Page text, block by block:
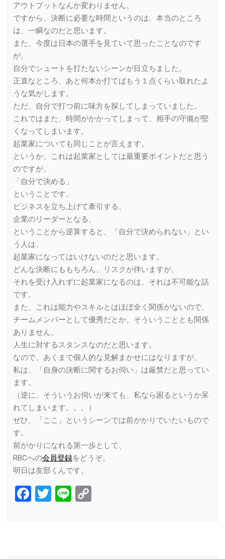
アウトプットなんか変わりません。
ですから、決断に必要な時間というのは、本当のところ
は、一瞬なのだと思います。
また、今度は日本の選手を見ていて思ったことなのです
が、
自分でシュートを打たないシーンが目立ちました。
正直なところ、あと何本か打てばもう１点くらい取れたよ
うな気がします。
ただ、自分で打つ前に味方を探してしまっていました。
これではまた、時間がかかってしまって、相手の守備が堅
くなってしまいます。
起業家についても同じことが言えます。
というか、これは起業家としては最重要ポイントだと思う
のですが、
「自分で決める」
ということです。
ビジネスを立ち上げて牽引する、
企業のリーダーとなる、
ということから逆算すると、「自分で決められない」とい
う人は、
起業家になってはいけないのだと思います。
どんな決断にももちろん、リスクが伴いますが、
それを受け入れずに起業家になるのは、それは不可能な話
です。
また、これは能力やスキルとはほぼ全く関係がないので、
チームメンバーとして優秀だとか、そういうこととも関係
ありません。
人生に対するスタンスなのだと思います。
なので、あくまで個人的な見解まかせにはなりますが、
私は、「自身の決断に関するお伺い」は厳禁だと思ってい
ます。
（逆に、そういうお伺いが来ても、私なら困るというか呆
れてしまいます。。。）
ぜひ、「ここ」というシーンでは前がかりでいたいもので
す。
前がかりになれる第一歩として、
RBCへの会員登録をどうぞ。
明日は友部くんです。
Facebook
Twitter
Line